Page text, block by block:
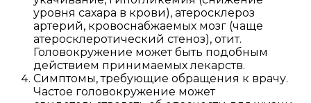
уровня сахара в крови), атеросклероз
артерий, кровоснабжаемых мозг (чаще
атеросклеротический стеноз), отит.
Головокружение может быть подобным
действием принимаемых лекарств.
Симптомы, требующие обращения к врачу.
Частое головокружение может